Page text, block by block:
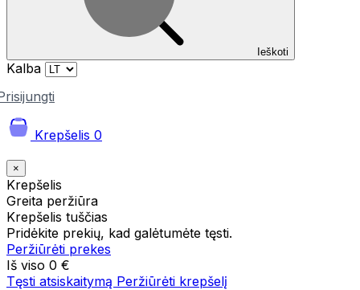
Ieškoti
Kalba
Krepšelis 0
×
Krepšelis
Greita peržiūra
Krepšelis tuščias
Pridėkite prekių, kad galėtumėte tęsti.
Peržiūrėti prekes
Iš viso 0 €
Tęsti atsiskaitymą Peržiūrėti krepšelį